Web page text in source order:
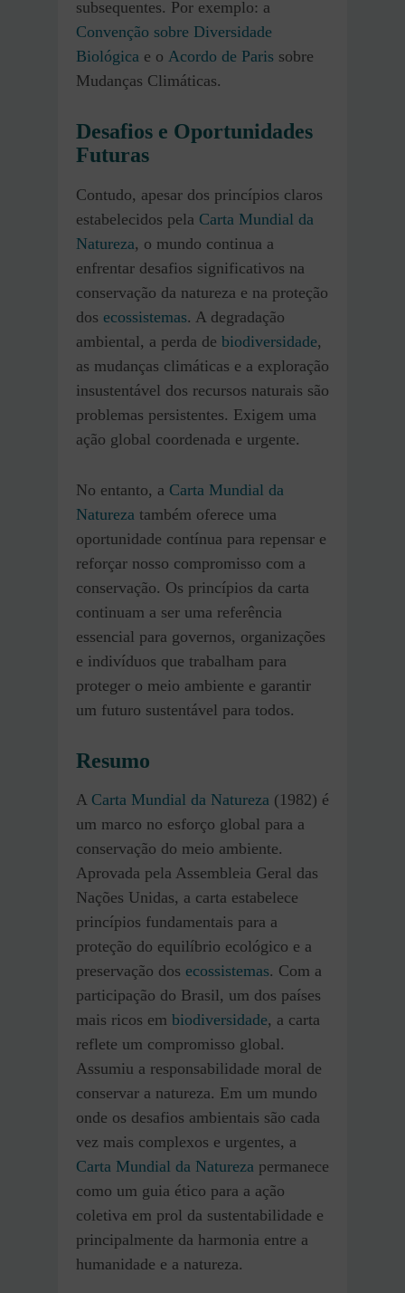
subsequentes. Por exemplo: a
Convenção sobre Diversidade
Biológica e o Acordo de Paris sobre
Mudanças Climáticas.
Desafios e Oportunidades
Futuras
Contudo, apesar dos princípios claros
estabelecidos pela Carta Mundial da
Natureza, o mundo continua a
enfrentar desafios significativos na
conservação da natureza e na proteção
dos ecossistemas. A degradação
ambiental, a perda de biodiversidade,
as mudanças climáticas e a exploração
insustentável dos recursos naturais são
problemas persistentes. Exigem uma
ação global coordenada e urgente.
No entanto, a Carta Mundial da
Natureza também oferece uma
oportunidade contínua para repensar e
reforçar nosso compromisso com a
conservação. Os princípios da carta
continuam a ser uma referência
essencial para governos, organizações
e indivíduos que trabalham para
proteger o meio ambiente e garantir
um futuro sustentável para todos.
Resumo
A Carta Mundial da Natureza (1982) é
um marco no esforço global para a
conservação do meio ambiente.
Aprovada pela Assembleia Geral das
Nações Unidas, a carta estabelece
princípios fundamentais para a
proteção do equilíbrio ecológico e a
preservação dos ecossistemas. Com a
participação do Brasil, um dos países
mais ricos em biodiversidade, a carta
reflete um compromisso global.
Assumiu a responsabilidade moral de
conservar a natureza. Em um mundo
onde os desafios ambientais são cada
vez mais complexos e urgentes, a
Carta Mundial da Natureza permanece
como um guia ético para a ação
coletiva em prol da sustentabilidade e
principalmente da harmonia entre a
humanidade e a natureza.